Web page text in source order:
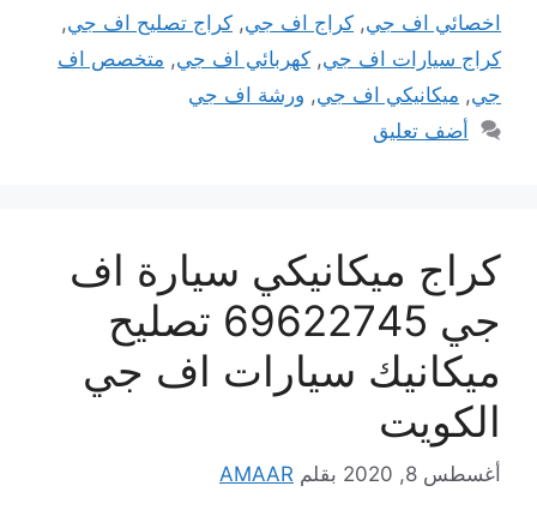
اخصائي اف جي, كراج اف جي, كراج تصليح اف جي,
كراج سيارات اف جي, كهربائي اف جي, متخصص اف
جي, ميكانيكي اف جي, ورشة اف جي
أضف تعليق
كراج ميكانيكي سيارة اف
جي 69622745 تصليح
ميكانيك سيارات اف جي
الكويت
أغسطس 8, 2020 بقلم AMAAR